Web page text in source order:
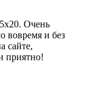
Очень
вовремя и без
сайте,
приятно!